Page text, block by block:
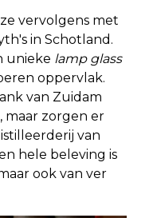
vervolgens met
in Schotland.
unieke lamp glass
oppervlak.
van Zuidam
maar zorgen er
van
hele beleving is
ook van ver